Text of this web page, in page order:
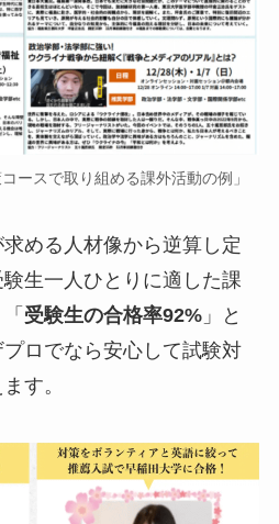
コースで取り組める課外活動の例」
める人材像から逆算し定
生一人ひとりに適した課
受験生の合格率92%」と
ロでなら安心して試験対
す。